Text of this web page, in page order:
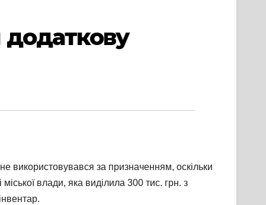
використовувався за призначенням, оскільки
влади, яка виділила 300 тис. грн. з